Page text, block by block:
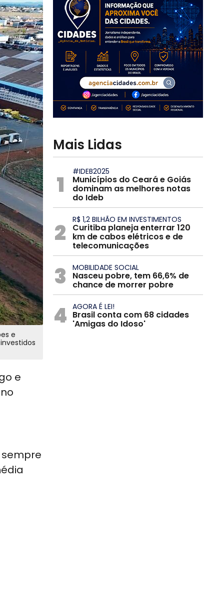
e
e
Mais Lidas
1 #IDEB2025
Municípios do Ceará e Goiás
dominam as melhores notas
do Ideb
2 R$ 1,2 BILHÃO EM INVESTIMENTOS
Curitiba planeja enterrar 120
km de cabos elétricos e de
telecomunicações
3 MOBILIDADE SOCIAL
Nasceu pobre, tem 66,6% de
chance de morrer pobre
4 AGORA É LEI!
Brasil conta com 68 cidades
'Amigas do Idoso'